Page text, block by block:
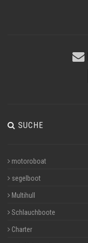
SUCHE
motoroboat
segelboot
Multihull
Schlauchboote
Charter